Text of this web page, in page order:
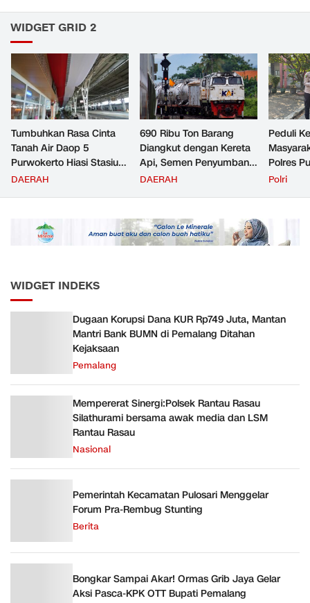
WIDGET GRID 2
Tumbuhkan Rasa Cinta
Tanah Air Daop 5
Purwokerto Hiasi Stasiun
dengan Ornamen
DAERAH
690 Ribu Ton Barang
Diangkut dengan Kereta
Api, Semen Penyumbang
Volume Terbesar
Semester 1 Tahun 2026
DAERAH
Peduli
Polres
Jemput
Polri
WIDGET INDEKS
Dugaan Korupsi Dana KUR Rp749 Juta, Mantan
Mantri Bank BUMN di Pemalang Ditahan
Kejaksaan
Pemalang
Mempererat Sinergi:Polsek Rantau Rasau
Silathurami bersama awak media dan LSM
Rantau Rasau
Nasional
Pemerintah Kecamatan Pulosari Menggelar
Forum Pra-Rembug Stunting
Berita
Bongkar Sampai Akar! Ormas Grib Jaya Gelar
Aksi Pasca-KPK OTT Bupati Pemalang